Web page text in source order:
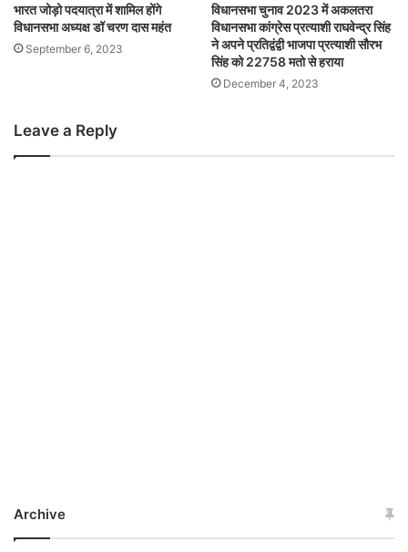
भारत जोड़ो पदयात्रा में शामिल होंगे
विधानसभा अध्यक्ष डॉ चरण दास महंत
September 6, 2023
विधानसभा चुनाव 2023 में अकलतरा
विधानसभा कांग्रेस प्रत्याशी राघवेन्द्र सिंह
ने अपने प्रतिद्वंद्वी भाजपा प्रत्याशी सौरभ
सिंह को 22758 मतो से हराया
December 4, 2023
Leave a Reply
Archive